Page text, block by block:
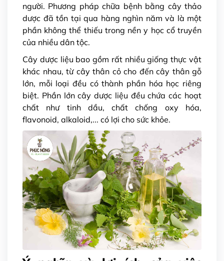
người. Phương pháp chữa bệnh bằng cây thảo
dược đã tồn tại qua hàng nghìn năm và là một
phần không thể thiếu trong nền y học cổ truyền
của nhiều dân tộc.
Cây dược liệu bao gồm rất nhiều giống thực vật
khác nhau, từ cây thân cỏ cho đến cây thân gỗ
lớn, mỗi loại đều có thành phần hóa học riêng
biệt. Phần lớn cây dược liệu đều chứa các hoạt
chất như tinh dầu, chất chống oxy hóa,
flavonoid, alkaloid,... có lợi cho sức khỏe.